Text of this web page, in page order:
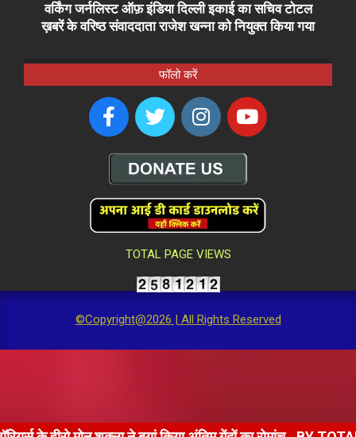
वर्किंग जर्नलिस्ट ऑफ़ इंडिया दिल्ली इकाई का सचिव टोटल
ख़बरें के वरिष्ठ संवाददाता राजेश खन्ना को नियुक्त किया गया
फॉलो करें
TOTAL PAGE VIEWS
©Copyright@2026 | All Rights Reserved